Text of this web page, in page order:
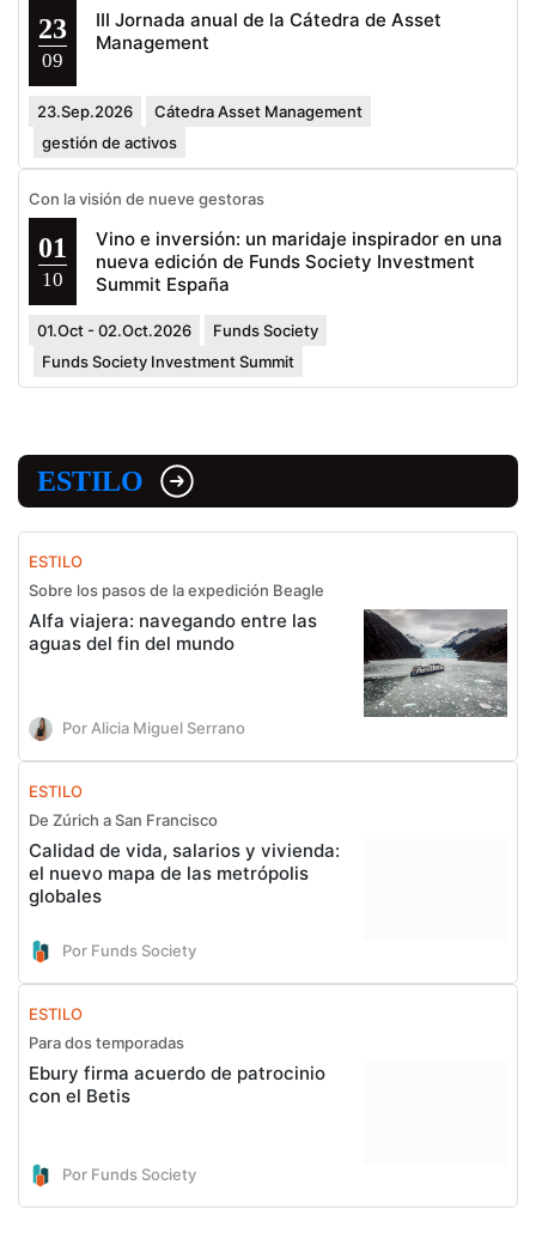
23
09
III Jornada anual de la Cátedra de Asset
Management
23.Sep.2026
Cátedra Asset Management
gestión de activos
Con la visión de nueve gestoras
01
10
Vino e inversión: un maridaje inspirador en una
nueva edición de Funds Society Investment
Summit España
01.Oct - 02.Oct.2026
Funds Society
Funds Society Investment Summit
ESTILO
ESTILO
Sobre los pasos de la expedición Beagle
Alfa viajera: navegando entre las
aguas del fin del mundo
Por Alicia Miguel Serrano
ESTILO
De Zúrich a San Francisco
Calidad de vida, salarios y vivienda:
el nuevo mapa de las metrópolis
globales
Por Funds Society
ESTILO
Para dos temporadas
Ebury firma acuerdo de patrocinio
con el Betis
Por Funds Society